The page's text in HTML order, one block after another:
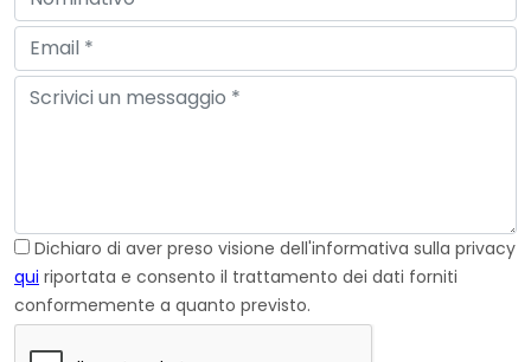
Dichiaro di aver preso visione dell'informativa sulla privacy
qui riportata e consento il trattamento dei dati forniti
conformemente a quanto previsto.